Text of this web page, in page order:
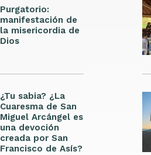
Purgatorio:
manifestación de
la misericordia de
Dios
¿Tu sabia? ¿La
Cuaresma de San
Miguel Arcángel es
una devoción
creada por San
Francisco de Asís?